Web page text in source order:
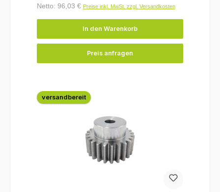
Netto: 96,03 € Preise inkl. MwSt. zzgl. Versandkosten
In den Warenkorb
Preis anfragen
versandbereit